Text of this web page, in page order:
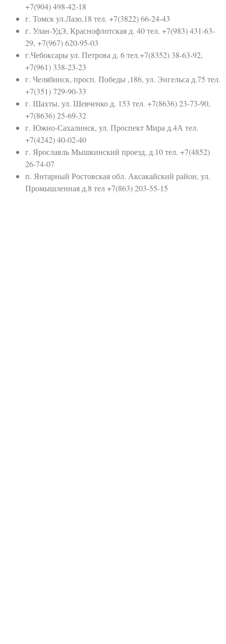
+7(904) 498-42-18
г. Томск ул.Лазо,18 тел. +7(3822) 66-24-43
г. Улан-УдЭ, Краснофлотская д. 40 тел. +7(983) 431-63-
29, +7(967) 620-95-03
г.Чебоксары ул. Петрова д. 6 тел.+7(8352) 38-63-92,
+7(961) 338-23-23
г. Челябинск, просп. Победы ,186, ул. Энгельса д.75 тел.
+7(351) 729-90-33
г. Шахты, ул. Шевченко д. 153 тел. +7(8636) 23-73-90,
+7(8636) 25-69-32
г. Южно-Сахалинск, ул. Проспект Мира д.4А тел.
+7(4242) 40-02-40
г. Ярославль Мышкинский проезд, д.10 тел. +7(4852)
26-74-07
п. Янтарный Ростовская обл. Аксакайский район, ул.
Промышленная д.8 тел +7(863) 203-55-15